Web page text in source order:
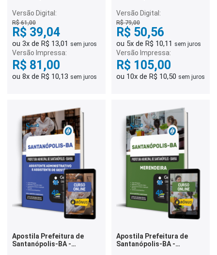
Versão Digital:
R$ 61,00
R$ 39,04
ou 3x de R$ 13,01 sem juros
Versão Impressa:
R$ 81,00
ou 8x de R$ 10,13 sem juros
Versão Digital:
R$ 79,00
R$ 50,56
ou 5x de R$ 10,11 sem juros
Versão Impressa:
R$ 105,00
ou 10x de R$ 10,50 sem juros
Apostila Prefeitura de
Santanópolis-BA -
Apostila Prefeitura de
Santanópolis-BA -